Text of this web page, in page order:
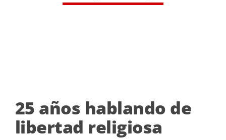
25 años hablando de
libertad religiosa